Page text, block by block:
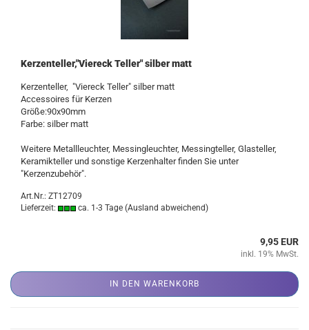
Kerzenteller,"Viereck Teller" silber matt
Kerzenteller, "Viereck Teller" silber matt
Accessoires für Kerzen
Größe:90x90mm
Farbe: silber matt
Weitere Metallleuchter, Messingleuchter, Messingteller, Glasteller,
Keramikteller und sonstige Kerzenhalter finden Sie unter
"Kerzenzubehör".
Art.Nr.: ZT12709
Lieferzeit:
ca. 1-3 Tage (Ausland abweichend)
9,95 EUR
inkl. 19% MwSt.
IN DEN WARENKORB